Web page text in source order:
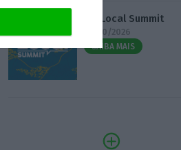
3.º Local Summit
07/10/2026
SAIBA MAIS